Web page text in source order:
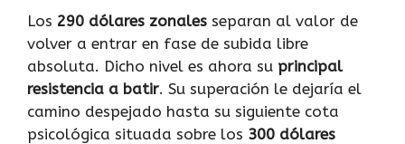
Los 290 dólares zonales separan al valor de
volver a entrar en fase de subida libre
absoluta. Dicho nivel es ahora su principal
resistencia a batir. Su superación le dejaría el
camino despejado hasta su siguiente cota
psicológica situada sobre los 300 dólares